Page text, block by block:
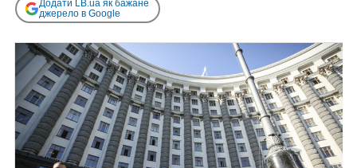
Додати LB.ua як бажане
джерело в Google